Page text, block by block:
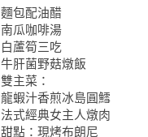
麵包配油醋
南瓜咖啡湯
白蘆筍三吃
牛肝菌野菇燉飯
雙主菜：
龍蝦汁香煎冰島圓鱈
法式經典女主人燉肉
甜點：現烤布朗尼